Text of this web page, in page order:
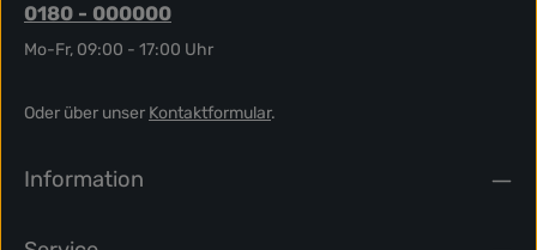
0180 - 000000
Mo-Fr, 09:00 - 17:00 Uhr
Oder über unser Kontaktformular.
Information